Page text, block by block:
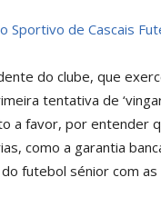
Sportivo de Cascais
do clube, que
tentativa de
a favor, por entender
como a garantia
futebol sénior com as